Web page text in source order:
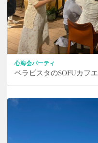
心海会パーティ
ベラビスタのSOFUカフエ